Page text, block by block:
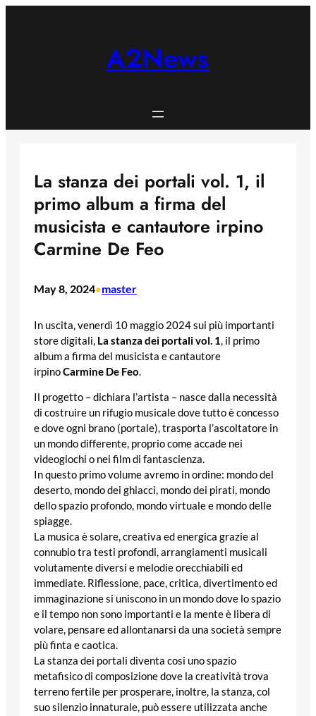
A2News
La stanza dei portali vol. 1, il
primo album a firma del
musicista e cantautore irpino
Carmine De Feo
May 8, 2024•master
In uscita, venerdì 10 maggio 2024 sui più importanti
store digitali, La stanza dei portali vol. 1, il primo
album a firma del musicista e cantautore
irpinoCarmine De Feo.
Il progetto – dichiara l’artista – nasce dalla necessità
di costruire un rifugio musicale dove tutto è concesso
e dove ogni brano (portale), trasporta l’ascoltatore in
un mondo differente, proprio come accade nei
videogiochi o nei film di fantascienza.
In questo primo volume avremo in ordine: mondo del
deserto, mondo dei ghiacci, mondo dei pirati, mondo
dello spazio profondo, mondo virtuale e mondo delle
spiagge.
La musica è solare, creativa ed energica grazie al
connubio tra testi profondi, arrangiamenti musicali
volutamente diversi e melodie orecchiabili ed
immediate. Riflessione, pace, critica, divertimento ed
immaginazione si uniscono in un mondo dove lo spazio
e il tempo non sono importanti e la mente è libera di
volare, pensare ed allontanarsi da una società sempre
più finta e caotica.
La stanza dei portali diventa cosi uno spazio
metafisico di composizione dove la creatività trova
terreno fertile per prosperare, inoltre, la stanza, col
suo silenzio innaturale, può essere utilizzata anche